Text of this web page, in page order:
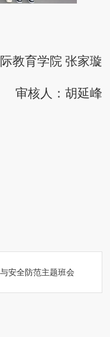
教育学院 张家璇
审核人：胡延峰
安全防范主题班会